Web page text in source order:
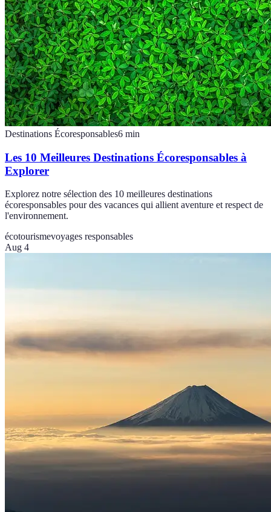
Destinations Écoresponsables6 min
Les 10 Meilleures Destinations Écoresponsables à
Explorer
Explorez notre sélection des 10 meilleures destinations
écoresponsables pour des vacances qui allient aventure et respect de
l'environnement.
écotourismevoyages responsables
Aug 4